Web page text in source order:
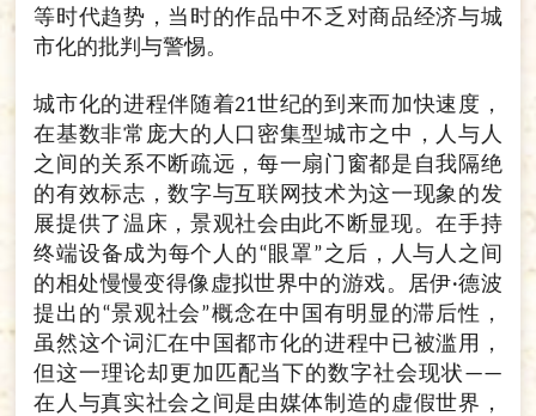
等时代趋势，当时的作品中不乏对商品经济与城
市化的批判与警惕。
城市化的进程伴随着21世纪的到来而加快速度，
在基数非常庞大的人口密集型城市之中，人与人
之间的关系不断疏远，每一扇门窗都是自我隔绝
的有效标志，数字与互联网技术为这一现象的发
展提供了温床，景观社会由此不断显现。在手持
终端设备成为每个人的“眼罩” 之后，人与人之间
的相处慢慢变得像虚拟世界中的游戏。居伊·德波
提出的“景观社会”概念在中国有明显的滞后性，
虽然这个词汇在中国都市化的进程中已被滥用，
但这一理论却更加匹配当下的数字社会现状——
在人与真实社会之间是由媒体制造的虚假世界，